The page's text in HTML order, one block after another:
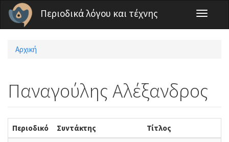
Παράκαμψη προς το κυρίως περιεχόμενο
Περιοδικά λόγου και τέχνης
Toggle
Είστε εδώ
Αρχική
Παναγούλης Αλέξανδρος
Περιοδικό Συντάκτης Τίτλος